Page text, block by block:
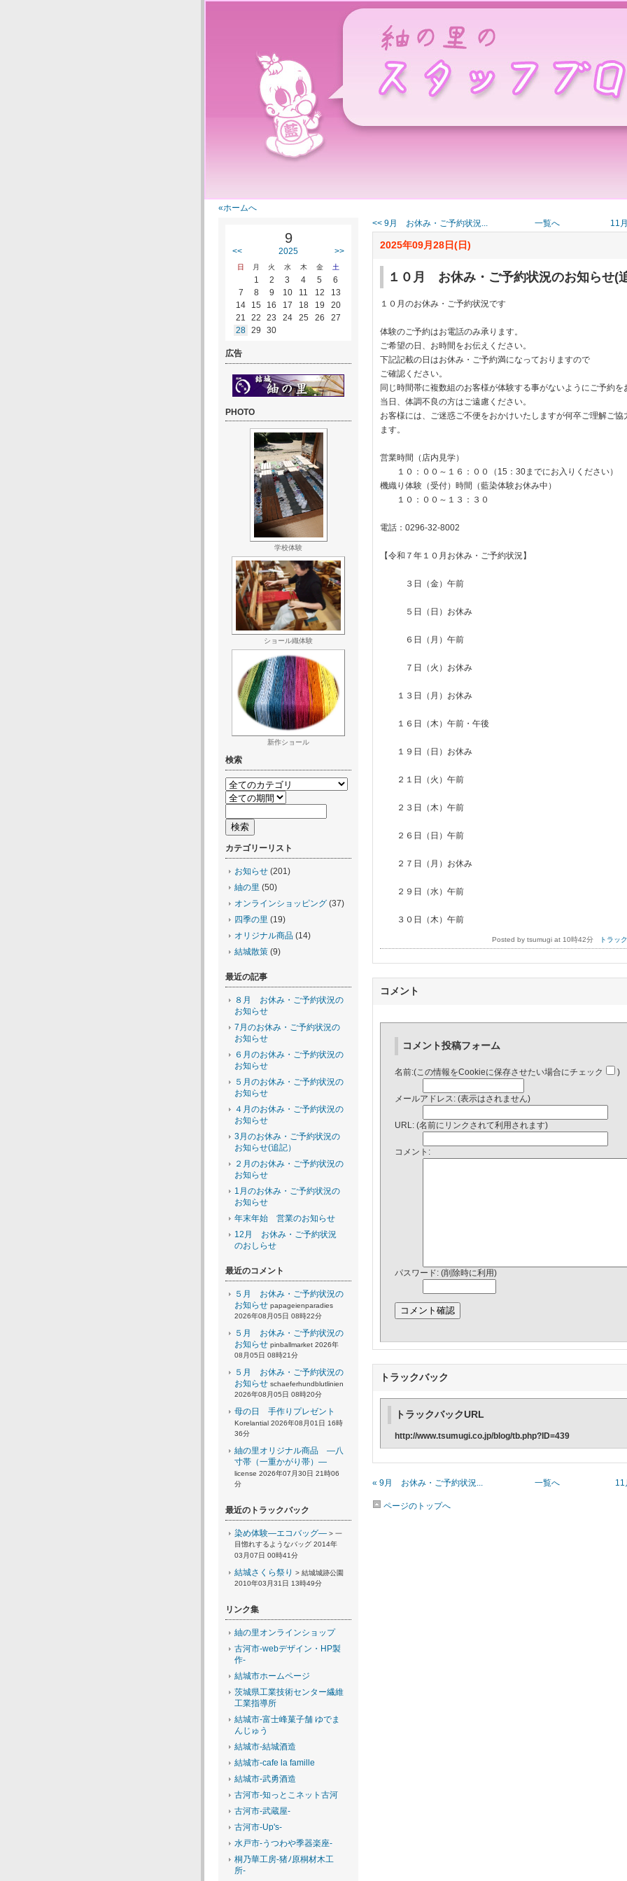
紬の里スタッフブログ
«ホームへ
<< 9月 お休み・ご予約状況...
一覧へ 11
2025年09月28日(日)
１０月 お休み・ご予約状況のお知らせ(
１０月のお休み・ご予約状況です
体験のご予約はお電話のみ承ります。
ご希望の日、お時間をお伝えください。
下記記載の日はお休み・ご予約満になっておりますので
ご確認ください。
同じ時間帯に複数組のお客様が体験する事がないようにご予約を
当日、体調不良の方はご遠慮ください。
お客様には、ご迷惑ご不便をおかけいたしますが何卒ご理解ご
ます。
営業時間（店内見学）
１０：００～１６：００（15：30までにお入りください）
機織り体験（受付）時間（藍染体験お休み中）
１０：００～１３：３０
電話：0296-32-8002
【令和７年１０月お休み・ご予約状況】
３日（金）午前
５日（日）お休み
６日（月）午前
７日（火）お休み
１３日（月）お休み
１６日（木）午前・午後
１９日（日）お休み
２１日（火）午前
２３日（木）午前
２６日（日）午前
２７日（月）お休み
２９日（水）午前
３０日（木）午前
Posted by tsumugi at 10時42分 トラッ
コメント
コメント投稿フォーム
名前:(この情報をCookieに保存させたい場合にチェック )
メールアドレス: (表示はされません)
URL: (名前にリンクされて利用されます)
コメント:
パスワード: (削除時に利用)
トラックバック
トラックバックURL
http://www.tsumugi.co.jp/blog/tb.php?ID=439
« 9月 お休み・ご予約状況... 一覧へ
ページのトップへ
9
<< 2025 >>
日 月 火 水 木 金 土
1 2 3 4 5
6
7
8 9 10 11 12
13
14
15 16 17 18 19
20
21
22 23 24 25 26
27
28 29 30
広告
PHOTO
学校体験
ショール織体験
新作ショール
検索
カテゴリーリスト
お知らせ (201)
紬の里 (50)
オンラインショッピング (37)
四季の里 (19)
オリジナル商品 (14)
結城散策 (9)
最近の記事
８月 お休み・ご予約状況の
お知らせ
7月のお休み・ご予約状況の
お知らせ
６月のお休み・ご予約状況の
お知らせ
５月のお休み・ご予約状況の
お知らせ
４月のお休み・ご予約状況の
お知らせ
3月のお休み・ご予約状況の
お知らせ(追記）
２月のお休み・ご予約状況の
お知らせ
1月のお休み・ご予約状況の
お知らせ
年末年始 営業のお知らせ
12月 お休み・ご予約状況
のおしらせ
最近のコメント
５月 お休み・ご予約状況の
お知らせ papageienparadies
2026年08月05日 08時22分
５月 お休み・ご予約状況の
お知らせ pinballmarket 2026年
08月05日 08時21分
５月 お休み・ご予約状況の
お知らせ schaeferhundblutlinien
2026年08月05日 08時20分
母の日 手作りプレゼント
Korelantial 2026年08月01日 16時
36分
紬の里オリジナル商品 ―八
寸帯（一重かがり帯）―
license 2026年07月30日 21時06
分
最近のトラックバック
染め体験―エコバッグ― > 一
目惚れするようなバッグ 2014年
03月07日 00時41分
結城さくら祭り > 結城城跡公園
2010年03月31日 13時49分
リンク集
紬の里オンラインショップ
古河市-webデザイン・HP製
作-
結城市ホームページ
茨城県工業技術センター繊維
工業指導所
結城市-富士峰菓子舗 ゆでま
んじゅう
結城市-結城酒造
結城市-cafe la famille
結城市-武勇酒造
古河市-知っとこネット古河
古河市-武蔵屋-
古河市-Up's-
水戸市-うつわや季器楽座-
桐乃華工房-猪ﾉ原桐材木工
所-